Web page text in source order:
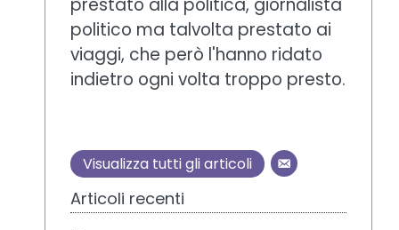
prestato alla politica, giornalista
politico ma talvolta prestato ai
viaggi, che però l'hanno ridato
indietro ogni volta troppo presto.
Visualizza tutti gli articoli
Articoli recenti